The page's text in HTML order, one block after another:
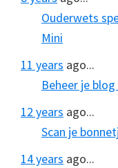
Ouderwets
Mini
11 years ago...
Beheer je
12 years ago...
Scan je
14 years ago...